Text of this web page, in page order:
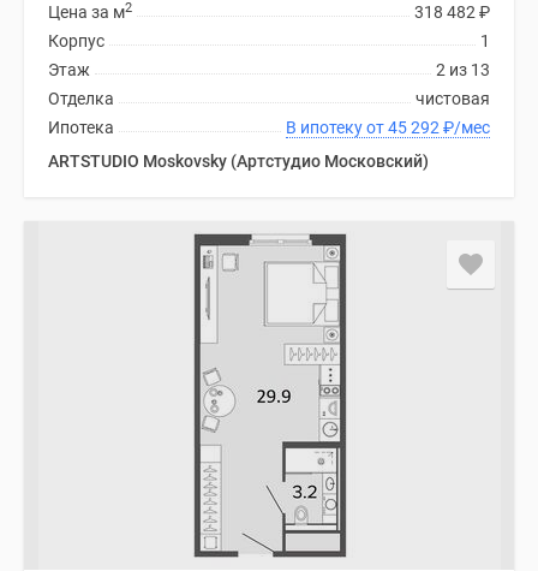
318 482 ₽
Цена за м2
1
Корпус
2 из 13
Этаж
чистовая
Отделка
В ипотеку от 45 292 ₽/мес
Ипотека
ARTSTUDIO Moskovsky (Артстудио Московский)